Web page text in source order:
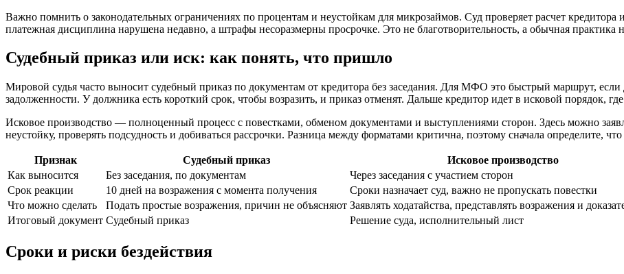
Важно помнить о законодательных ограничениях по процентам и неустойкам для микрозаймов. Суд проверяет расчет кредитора
платежная дисциплина нарушена недавно, а штрафы несоразмерны просрочке. Это не благотворительность, а обычная практика
Судебный приказ или иск: как понять, что пришло
Мировой судья часто выносит судебный приказ по документам от кредитора без заседания. Для МФО это быстрый маршрут,
задолженности. У должника есть короткий срок, чтобы возразить, и приказ отменят. Дальше кредитор идет в исковой порядок,
Исковое производство — полноценный процесс с повестками, обменом документами и выступлениями сторон. Здесь можно
неустойку, проверять подсудность и добиваться рассрочки. Разница между форматами критична, поэтому сначала определите,
Признак Судебный приказ
Исковое производство
Как выносится
Без заседания, по документам
Через заседания с участием сторон
Срок реакции
10 дней на возражения с момента получения
Сроки назначает суд, важно не пропускать повестки
Что можно сделать
Подать простые возражения, причин не объясняют Заявлять ходатайства, представлять возражения и
Итоговый документ Судебный приказ Решение суда, исполнительный лист
Сроки и риски бездействия